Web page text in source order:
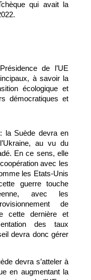
qui avait la
de l’UE
à savoir la
écologique et
démocratiques et
la Suède devra en
au vu du
En ce sens, elle
avec les
les Etats-Unis
guerre touche
avec les
de
cette dernière et
des taux
devra donc gérer
devra s’atteler à
en augmentant la